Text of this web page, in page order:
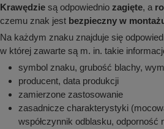
Krawędzie są odpowiednio zagięte, a
czemu znak jest bezpieczny w
Na każdym znaku znajduje się
w której zawarte są m. in. takie
symbol znaku, grubość blachy,
producent, data produkcji
zamierzone zastosowanie
zasadnicze charakterystyki
współczynnik odblasku, odporność